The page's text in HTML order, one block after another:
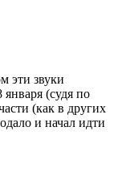
эти звуки
(судя по
(как в других
и начал идти